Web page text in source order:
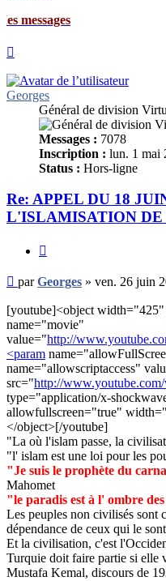
Georges
Général de division
Messages : 7078
Inscription : lun. 1 mai
Status : Hors-ligne
Re: APPEL DU 18
L'ISLAMISATION DE
Message
non
lu
parGeorges » ven. 26 juin
[youtube]<object
name="movie"
value="http://
<param
name="allowscriptaccess"
src="http://
type="application/x-
allowfullscreen="true"
</object>[/youtube]
"La où l'islam passe, la
"l' islam est une loi pour les
"Je suis le prophète du
Mahomet
"le paradis est à l' ombre des
Les peuples non civilisés sont
dépendance de ceux qui le
Et la civilisation, c'est
Turquie doit faire partie si elle
Mustafa Kemal, discours de